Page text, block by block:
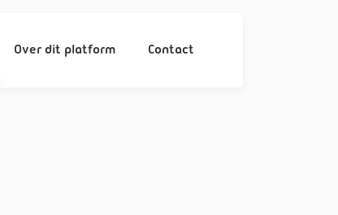
Over dit platform Contact